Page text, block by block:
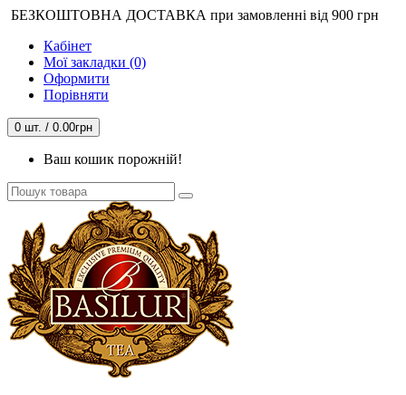
БЕЗКОШТОВНА ДОСТАВКА при замовленні від 900 грн
Кабінет
Мої закладки (0)
Оформити
Порівняти
0 шт. / 0.00грн
Ваш кошик порожній!